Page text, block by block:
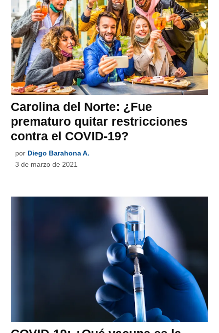
Carolina del Norte: ¿Fue
prematuro quitar restricciones
contra el COVID-19?
por Diego Barahona A.
3 de marzo de 2021